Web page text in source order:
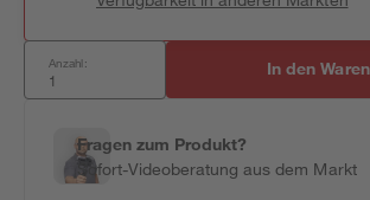
Anzahl: In den
Fragen zum Produkt?
Sofort-Videoberatung aus dem Markt